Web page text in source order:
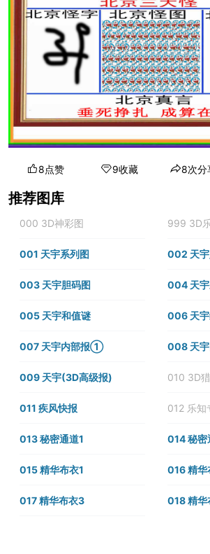
8点赞 9收藏 8次分
推荐图库
000 3D神彩图 999 3D
001 天宇系列图 002 天
003 天宇胆码图 004 天宇
005 天宇和值谜 006 天
007 天宇内部报① 008 天
009 天宇(3D高级报) 010 3D
011 疾风快报 012 乐知
013 秘密通道1 014 秘密
015 精华布衣1 016 精华
017 精华布衣3 018 精华